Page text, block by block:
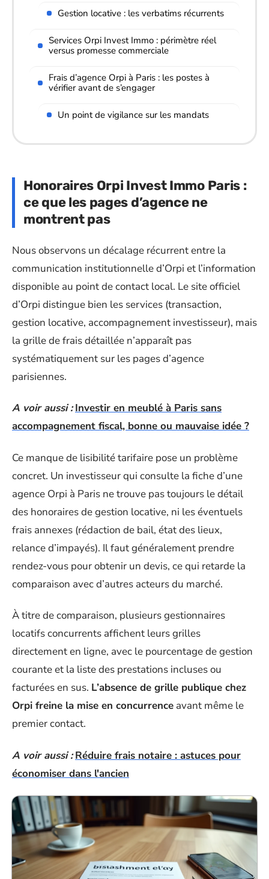
Gestion locative : les verbatims récurrents
Services Orpi Invest Immo : périmètre réel
versus promesse commerciale
Frais d’agence Orpi à Paris : les postes à
vérifier avant de s’engager
Un point de vigilance sur les mandats
Honoraires Orpi Invest Immo Paris :
ce que les pages d’agence ne
montrent pas
Nous observons un décalage récurrent entre la
communication institutionnelle d’Orpi et l’information
disponible au point de contact local. Le site officiel
d’Orpi distingue bien les services (transaction,
gestion locative, accompagnement investisseur), mais
la grille de frais détaillée n’apparaît pas
systématiquement sur les pages d’agence
parisiennes.
A voir aussi : Investir en meublé à Paris sans
accompagnement fiscal, bonne ou mauvaise idée ?
Ce manque de lisibilité tarifaire pose un problème
concret. Un investisseur qui consulte la fiche d’une
agence Orpi à Paris ne trouve pas toujours le détail
des honoraires de gestion locative, ni les éventuels
frais annexes (rédaction de bail, état des lieux,
relance d’impayés). Il faut généralement prendre
rendez-vous pour obtenir un devis, ce qui retarde la
comparaison avec d’autres acteurs du marché.
À titre de comparaison, plusieurs gestionnaires
locatifs concurrents affichent leurs grilles
directement en ligne, avec le pourcentage de gestion
courante et la liste des prestations incluses ou
facturées en sus. L’absence de grille publique chez
Orpi freine la mise en concurrence avant même le
premier contact.
A voir aussi : Réduire frais notaire : astuces pour
économiser dans l'ancien